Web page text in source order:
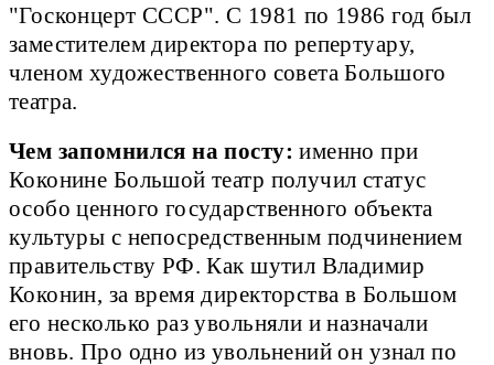
"Госконцерт СССР". С 1981 по 1986 год был
заместителем директора по репертуару,
членом художественного совета Большого
театра.
Чем запомнился на посту: именно при
Коконине Большой театр получил статус
особо ценного государственного объекта
культуры с непосредственным подчинением
правительству РФ. Как шутил Владимир
Коконин, за время директорства в Большом
его несколько раз увольняли и назначали
вновь. Про одно из увольнений он узнал по